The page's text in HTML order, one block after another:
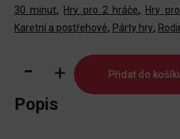
30 minut, Hry pro 2 hráče, Hry
Karetní a postřehové, Párty hry,
Chlupatí
zabijáci:
Válečníci
Přidat do
Popis